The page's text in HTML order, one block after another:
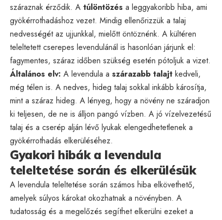
száraznak érződik. A túlöntözés a leggyakoribb hiba, ami
gyökérrothadáshoz vezet. Mindig ellenőrizzük a talaj
nedvességét az ujjunkkal, mielőtt öntöznénk. A kültéren
teleltetett cserepes levendulánál is hasonlóan járjunk el:
fagymentes, száraz időben szükség esetén pótoljuk a vizet.
Általános elv: A levendula a szárazabb talajt kedveli,
még télen is. A nedves, hideg talaj sokkal inkább károsítja,
mint a száraz hideg. A lényeg, hogy a növény ne száradjon
ki teljesen, de ne is álljon pangó vízben. A jó vízelvezetésű
talaj és a cserép alján lévő lyukak elengedhetetlenek a
gyökérrothadás elkerüléséhez.
Gyakori hibák a levendula
teleltetése során és elkerülésük
A levendula teleltetése során számos hiba elkövethető,
amelyek súlyos károkat okozhatnak a növényben. A
tudatosság és a megelőzés segíthet elkerülni ezeket a